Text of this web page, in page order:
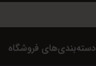
دسته‌بندی‌های فروشگاه